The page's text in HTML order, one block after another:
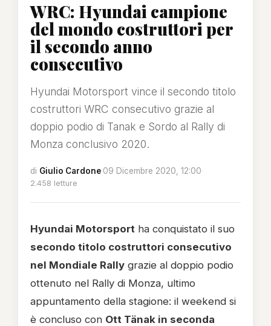
WRC: Hyundai campione
del mondo costruttori per
il secondo anno
consecutivo
Hyundai Motorsport vince il secondo titolo
costruttori WRC consecutivo grazie al
doppio podio di Tanak e Sordo al Rally di
Monza conclusivo 2020.
di Giulio Cardone·09 Dicembre 2020, 12:00·
2.458 letture
Hyundai Motorsport ha conquistato il suo
secondo titolo costruttori consecutivo
nel Mondiale Rally grazie al doppio podio
ottenuto nel Rally di Monza, ultimo
appuntamento della stagione: il weekend si
è concluso con Ott Tänak in seconda